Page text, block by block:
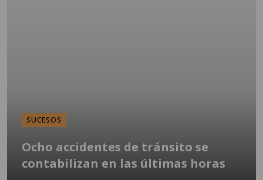
SUCESOS
Ocho accidentes de tránsito se
contabilizan en las últimas horas